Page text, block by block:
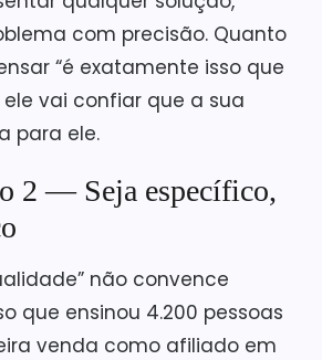
com precisão. Quanto
“é exatamente isso que
ele vai confiar que a sua
para ele.
2 — Seja específico,
não convence
que ensinou 4.200 pessoas
venda como afiliado em